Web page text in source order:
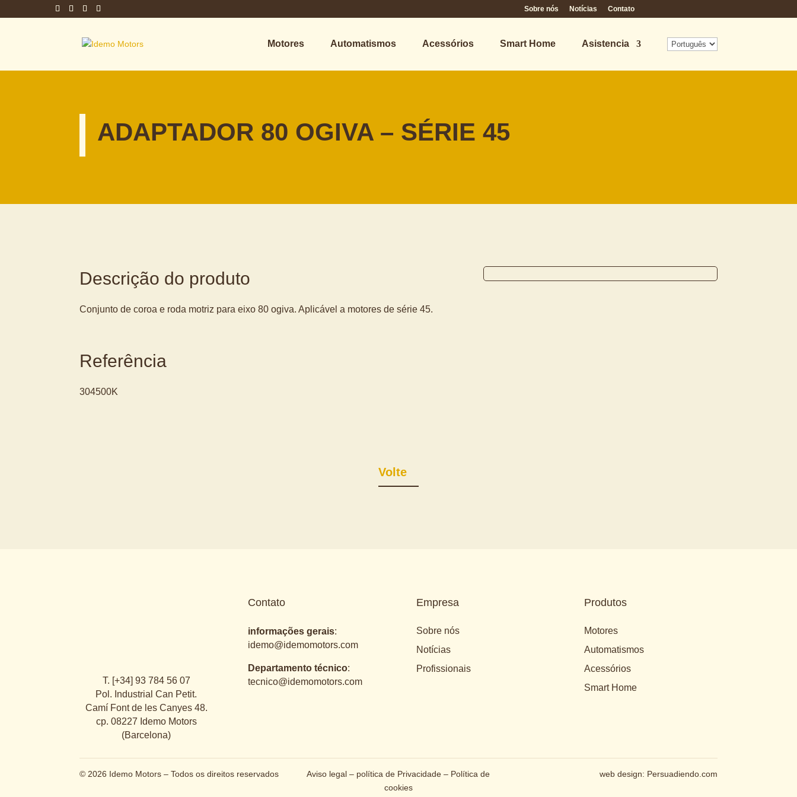
Sobre nós Notícias Contato
Motores Automatismos Acessórios Smart Home Asistencia
ADAPTADOR 80 OGIVA – SÉRIE 45
Descrição do produto
Conjunto de coroa e roda motriz para eixo 80 ogiva. Aplicável a motores de série 45.
Referência
304500K
Volte
(Barcelona)
Contato
informações gerais:
idemo@idemomotors.com
Departamento técnico:
tecnico@idemomotors.com
Empresa
Sobre nós
Notícias
Profissionais
Produtos
Motores
Automatismos
Acessórios
Smart Home
© 2026 Idemo Motors – Todos os direitos reservados